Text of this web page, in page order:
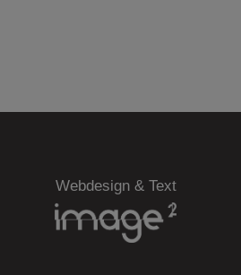
Webdesign & Text